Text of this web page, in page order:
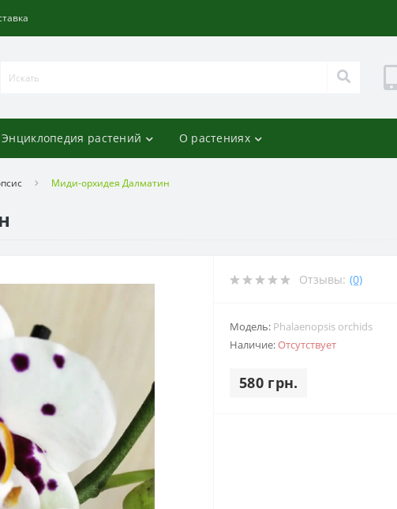
Энциклопедия растений О растениях
Миди-орхидея Далматин
Отзывы: (0)
Модель: Phalaenopsis orchids
Наличие:Отсутствует
580 грн.